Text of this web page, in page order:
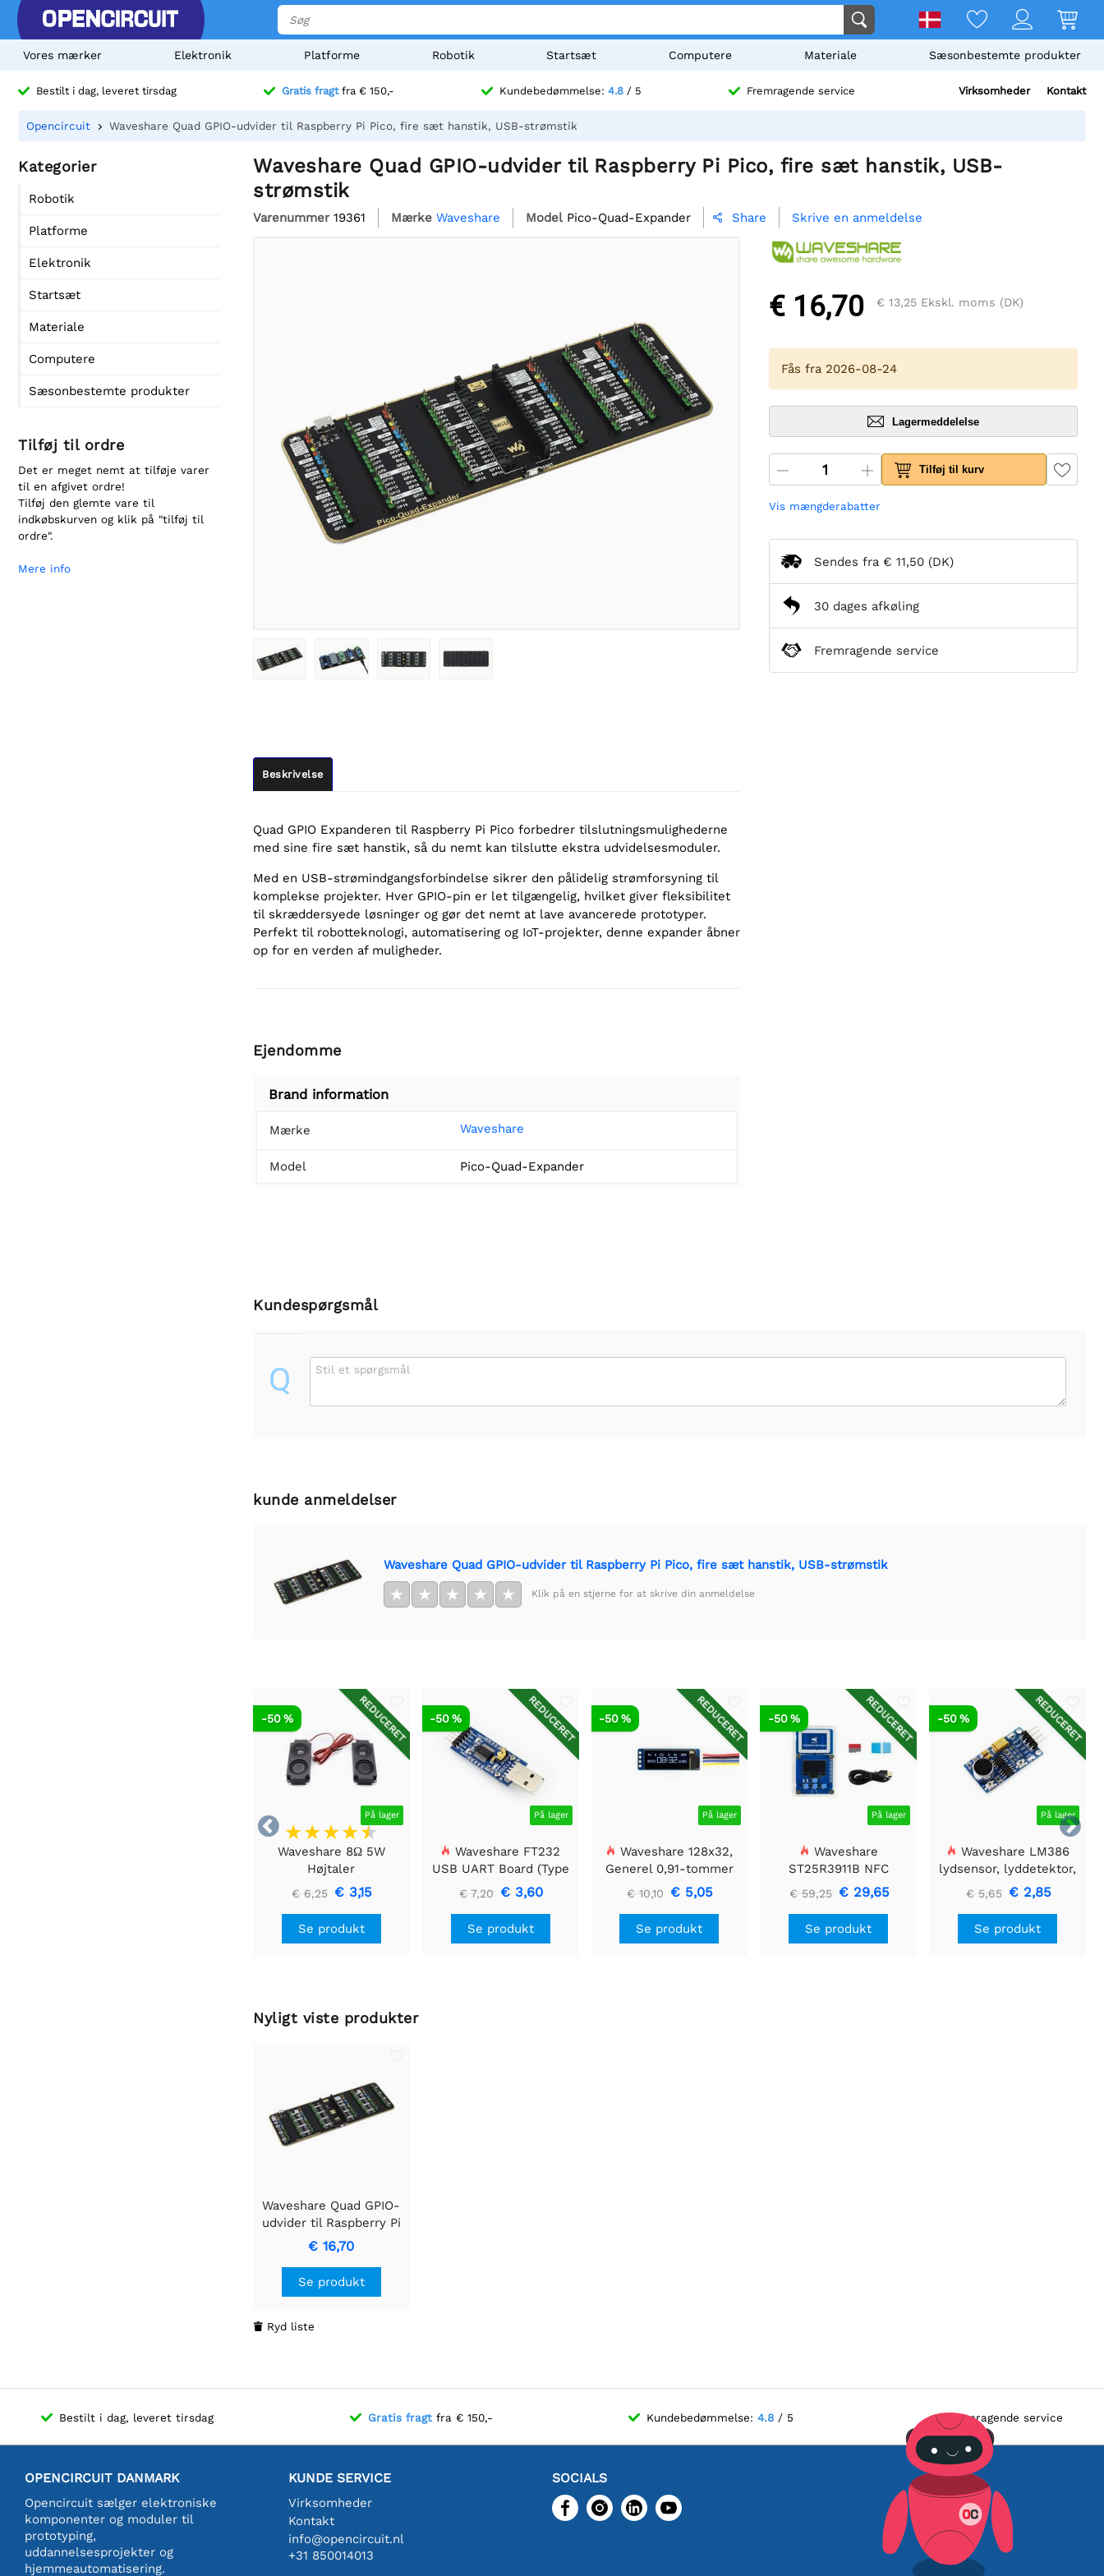
Vores mærker Elektronik Platforme Robotik Startsæt Computere Materiale Sæsonbestemte produkter
Bestilt i dag, leveret tirsdag Gratis fragtfra € 150,- Kundebedømmelse: 4.8 / 5 Fremragende service Virksomheder Kontakt
Opencircuit Waveshare Quad GPIO-udvider til Raspberry Pi Pico, fire sæt hanstik, USB-strømstik
Kategorier
Robotik
Platforme
Elektronik
Startsæt
Materiale
Computere
Sæsonbestemte produkter
Tilføj til ordre
Det er meget nemt at tilføje varer
til en afgivet ordre!
Tilføj den glemte vare til
indkøbskurven og klik på "tilføj til
ordre".
Mere info
Waveshare Quad GPIO-udvider til Raspberry Pi Pico, fire sæt hanstik, USB-
strømstik
Varenummer 19361 Mærke Waveshare Model Pico-Quad-Expander  Share Skrive en anmeldelse
Beskrivelse
Quad GPIO Expanderen til Raspberry Pi Pico forbedrer tilslutningsmulighederne
med sine fire sæt hanstik, så du nemt kan tilslutte ekstra udvidelsesmoduler.
Med en USB-strømindgangsforbindelse sikrer den pålidelig strømforsyning til
komplekse projekter. Hver GPIO-pin er let tilgængelig, hvilket giver fleksibilitet
til skræddersyede løsninger og gør det nemt at lave avancerede prototyper.
Perfekt til robotteknologi, automatisering og IoT-projekter, denne expander åbner
op for en verden af muligheder.
Ejendomme
Brand information
Mærke Waveshare
Model Pico-Quad-Expander
€ 16,70 € 13,25 Ekskl. moms (DK)
Fås fra 2026-08-24
Lagermeddelelse
Tilføj til kurv
Vis mængderabatter
Sendes fra € 11,50 (DK)
30 dages afkøling
Fremragende service
Kundespørgsmål
Q Stil et spørgsmål
kunde anmeldelser
Waveshare Quad GPIO-udvider til Raspberry Pi Pico, fire sæt hanstik, USB-strømstik
★ ★ ★ ★ ★ Klik på en stjerne for at skrive din anmeldelse


REDUCERET
På lager
-50 %
Waveshare 8Ω 5W
Højtaler
€ 6,25 € 3,15
Se produkt
REDUCERET
På lager
-50 %
Waveshare FT232
USB UART Board (Type
A), USB til TTL (UART)
kommunikationsmodul
€ 7,20 € 3,60
Se produkt
REDUCERET
På lager
-50 %
Waveshare 128x32,
Generel 0,91-tommer
OLED displaymodul
€ 10,10 € 5,05
Se produkt
REDUCERET
På lager
-50 %
Waveshare
ST25R3911B NFC
Evalueringssæt, NFC-
læser + TF-kort + USB-
kabel
€ 59,25 € 29,65
Se produkt
REDUCERET
På lager
-50 %
Waveshare LM386
lydsensor, lyddetektor,
kompatibel med Arduino
€ 5,65 € 2,85
Se produkt
Nyligt viste produkter
Waveshare Quad GPIO-
udvider til Raspberry Pi
Pico, fire sæt hanstik,
USB-strømstik
€ 16,70
Se produkt
 Ryd liste
Bestilt i dag, leveret tirsdag Gratis fragtfra € 150,- Kundebedømmelse:4.8 / 5 Fremragende service
OPENCIRCUIT DANMARK
Opencircuit sælger elektroniske
komponenter og moduler til
prototyping,
uddannelsesprojekter og
hjemmeautomatisering.
KUNDE SERVICE
Virksomheder
Kontakt
info@opencircuit.nl
+31 850014013
SOCIALS